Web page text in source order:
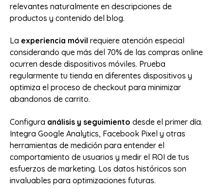
relevantes naturalmente en descripciones de
productos y contenido del blog.
La experiencia móvil requiere atención especial
considerando que más del 70% de las compras online
ocurren desde dispositivos móviles. Prueba
regularmente tu tienda en diferentes dispositivos y
optimiza el proceso de checkout para minimizar
abandonos de carrito.
Configura análisis y seguimiento desde el primer día.
Integra Google Analytics, Facebook Pixel y otras
herramientas de medición para entender el
comportamiento de usuarios y medir el ROI de tus
esfuerzos de marketing. Los datos históricos son
invaluables para optimizaciones futuras.